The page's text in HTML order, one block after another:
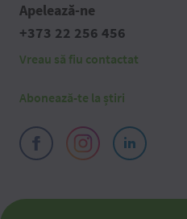
Apelează-ne
+373 22 256 456
Vreau să fiu contactat
Abonează-te la știri